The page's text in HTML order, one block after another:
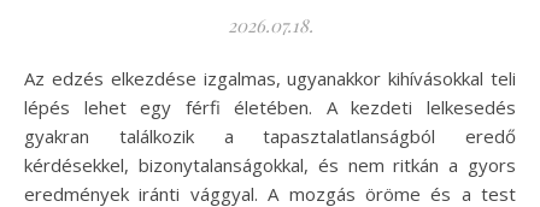
2026.07.18.
Az edzés elkezdése izgalmas, ugyanakkor kihívásokkal teli
lépés lehet egy férfi életében. A kezdeti lelkesedés
gyakran találkozik a tapasztalatlanságból eredő
kérdésekkel, bizonytalanságokkal, és nem ritkán a gyors
eredmények iránti vággyal. A mozgás öröme és a test